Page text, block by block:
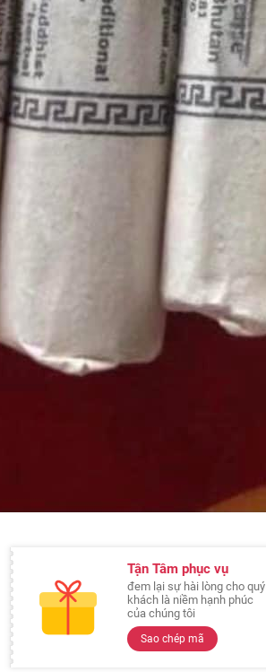
Tận Tâm phục vụ
đem lại sự hài lòng cho quý
khách là niềm hạnh phúc
của chúng tôi
Sao chép mã